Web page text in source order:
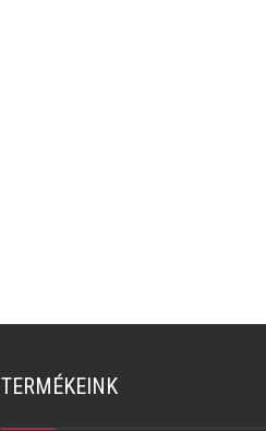
TERMÉKEINK